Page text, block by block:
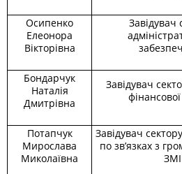
Осипенко
Елеонора
Вікторівна
Завідувач
Бондарчук
Наталія
Дмитрівна
Завідувач
Потапчук
Мирослава
Миколаївна
Завідувач
по зв’язках з
ЗМІ